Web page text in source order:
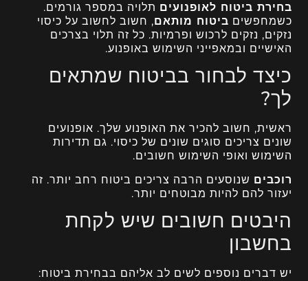
בחירת ביטוח לאופנועים תלויה במספר גורמים.
כשמחפשים ביטוח מותאם, חשוב לחשוב על כיסוי
נזקים, נזקים לרכוש ופרמיות. כל זה תלוי בצרכים
האישיים ובמאפייני השימוש באופנוע.
כיצד לבחור בביטוח שמתאים
לך?
ראשית, חשוב להכיר את האופנוע שלך. אופנועים
שונים צריכים סוגים שונים של כיסוי. גם תדירות
השימוש ואופי השימוש חשובים.
רוכבים שנוסעים הרבה צריכים ביטוח רחב יותר. זה
יעזור להם להיות מבוטחים יותר.
היבטים חשובים שיש לקחת
בחשבון
יש דברים נוספים לשים לב אליהם בבחירת ביטוח: